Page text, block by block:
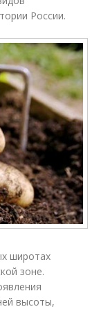
России.
широтах
зоне.
высоты,